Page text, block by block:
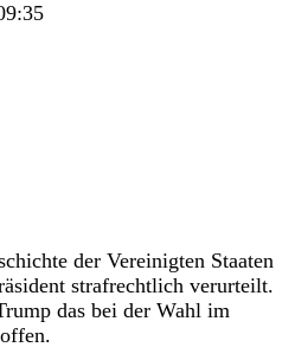
der Vereinigten Staaten
strafrechtlich verurteilt.
das bei der Wahl im